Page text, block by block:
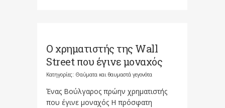
Ο χρηματιστής της Wall
Street που έγινε μοναχός
Κατηγορίες: Θαύματα και θαυμαστά γεγονότα
Ένας Βούλγαρος πρώην χρηματιστής
που έγινε μοναχός Η πρόσφατη